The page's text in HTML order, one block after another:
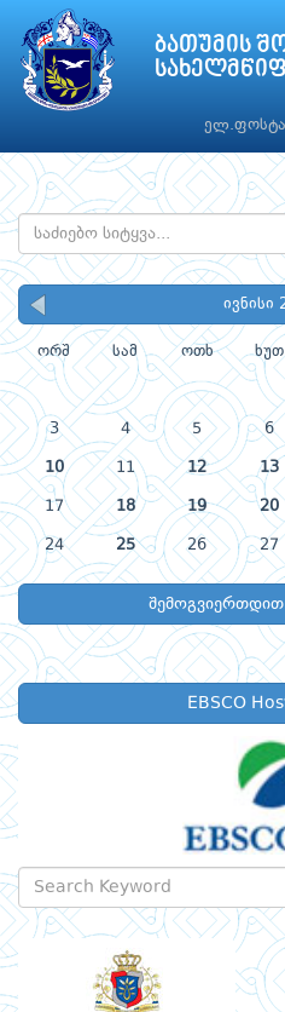
ბათუმის
ელ.ფოსტა
ივნისი
ორშ სამ ოთხ ხუთ
3 4 5 6
10 11 12 13
17 18 19 20
24 25 26 27
EBSCO